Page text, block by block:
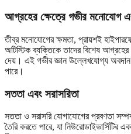
আগ্রহের ক্ষেত্রে গভীর মনোযোগ
তীব্র মনোযোগের ক্ষমতা, প্রায়শই
অটিস্টিক ব্যক্তিকে তাদের বিশেষ
দেয়। এই গভীর জ্ঞান উল্লেখযোগ্য অবদান
পারে।
সততা এবং সরাসরিতা
সততা ও সরাসরি যোগাযোগের প্রবণতা
তৈরি করতে পারে, যা নিউরোডাইভার্সিটির